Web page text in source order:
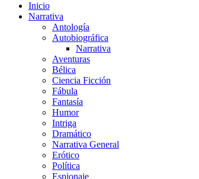
Inicio
Narrativa
Antología
Autobiográfica
Narrativa
Aventuras
Bélica
Ciencia Ficción
Fábula
Fantasía
Humor
Intriga
Dramático
Narrativa General
Erótico
Política
Espionaje